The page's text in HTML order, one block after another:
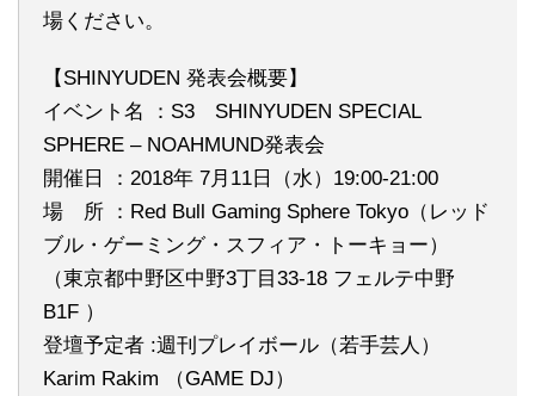
場ください。
【SHINYUDEN 発表会概要】
イベント名 ：S3 SHINYUDEN SPECIAL
SPHERE – NOAHMUND発表会
開催日 ：2018年 7月11日（水）19:00-21:00
場 所 ：Red Bull Gaming Sphere Tokyo（レッド
ブル・ゲーミング・スフィア・トーキョー）
（東京都中野区中野3丁目33-18 フェルテ中野
B1F ）
登壇予定者 :週刊プレイボール（若手芸人）
Karim Rakim （GAME DJ）